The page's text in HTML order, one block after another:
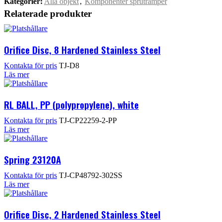
Relaterade produkter
Orifice Disc, 8 Hardened Stainless Steel
TJ-D8
Läs mer
RL BALL, PP (polypropylene), white
TJ-CP22259-2-PP
Läs mer
Spring 23120A
TJ-CP48792-302SS
Läs mer
Orifice Disc, 2 Hardened Stainless Steel